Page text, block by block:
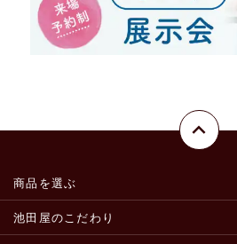
商品を選ぶ
池田屋のこだわり